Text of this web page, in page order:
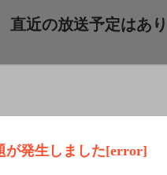
が発生しました[error]
直近の放送予定はあ